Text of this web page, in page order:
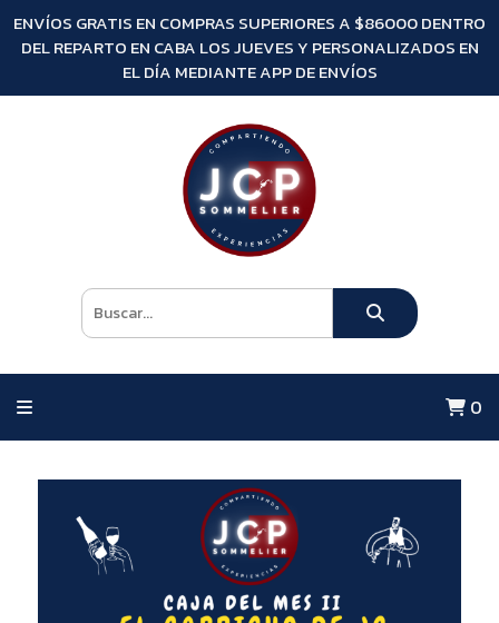
ENVÍOS GRATIS EN COMPRAS SUPERIORES A $86000 DENTRO
DEL REPARTO EN CABA LOS JUEVES Y PERSONALIZADOS EN
EL DÍA MEDIANTE APP DE ENVÍOS
0